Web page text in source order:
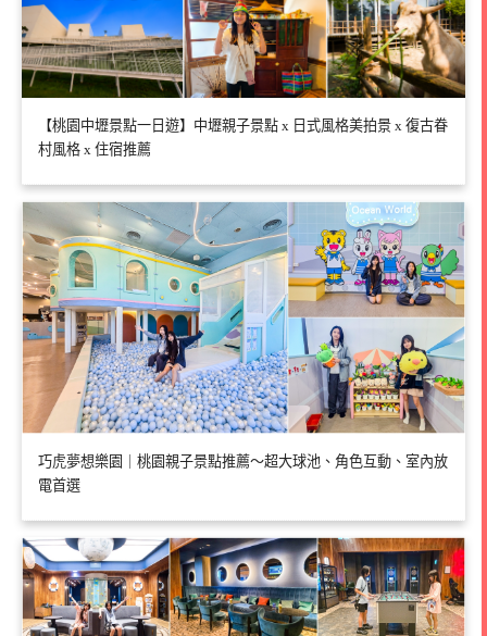
【桃園中壢景點一日遊】中壢親子景點 x 日式風格美拍景 x 復古眷
村風格 x 住宿推薦
巧虎夢想樂園｜桃園親子景點推薦～超大球池、角色互動、室內放
電首選